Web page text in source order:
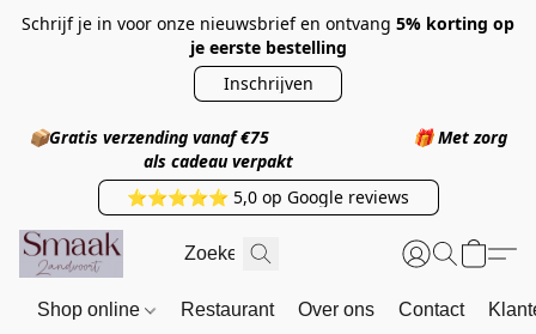
Schrijf je in voor onze nieuwsbrief en ontvang 5% korting op
je eerste bestelling
Inschrijven
📦Gratis verzending vanaf €75 🎁Met zorg
als cadeau verpakt
⭐⭐⭐⭐⭐ 5,0 op Google reviews
Shop online Restaurant Over ons Contact